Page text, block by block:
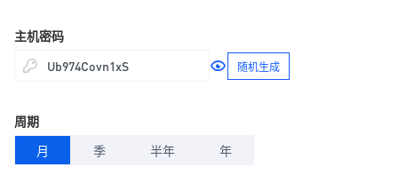
主机密码
随机生成
周期
月
季 半年 年